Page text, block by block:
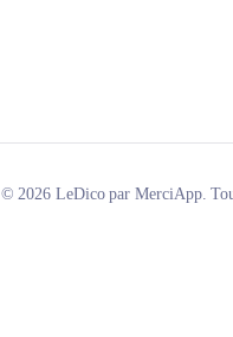
© 2026 LeDico par MerciApp.